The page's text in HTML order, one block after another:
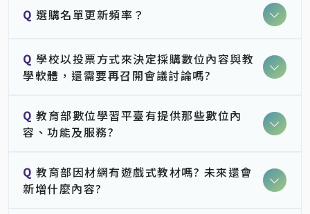
Q 選購名單更新頻率？
Q 學校以投票方式來決定採購數位內容與教
學軟體，還需要再召開會議討論嗎?
Q 教育部數位學習平臺有提供那些數位內
容、功能及服務?
Q 教育部因材網有遊戲式教材嗎? 未來還會
新增什麼內容?